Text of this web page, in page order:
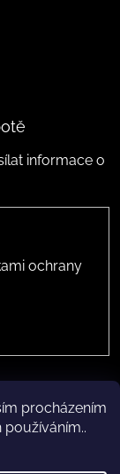
procházením
informace o
ochrany